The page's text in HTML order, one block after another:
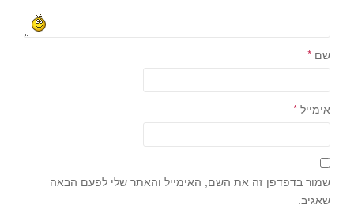
שם *
אימייל *
שמור בדפדפן זה את השם, האימייל והאתר שלי לפעם הבאה
שאגיב.